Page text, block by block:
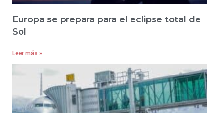
Europa se prepara para el eclipse total de
Sol
Leer más »